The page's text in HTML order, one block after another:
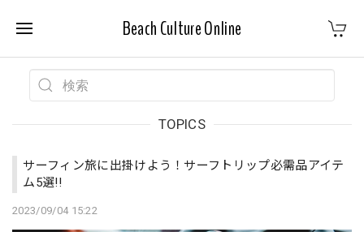
Beach Culture Online
TOPICS
サーフィン旅に出掛けよう！サーフトリップ必需品アイテ
ム5選!!
2023/09/04 15:22